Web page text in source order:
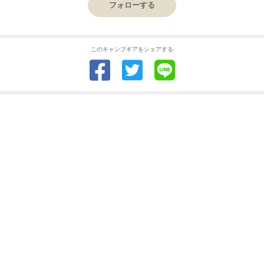
フォローする
このキャンプギアをシェアする